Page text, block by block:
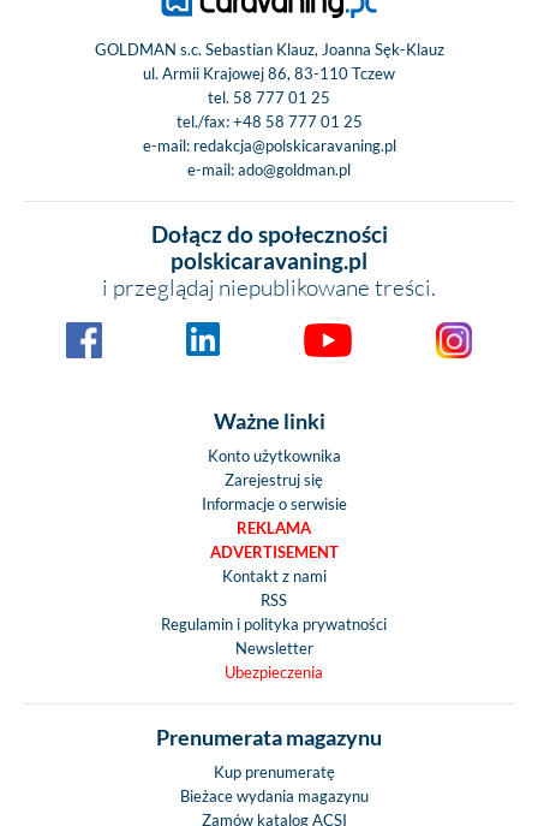
GOLDMAN s.c. Sebastian Klauz, Joanna Sęk-Klauz
ul. Armii Krajowej 86, 83-110 Tczew
tel. 58 777 01 25
tel./fax:+48 58 777 01 25
e-mail: redakcja@polskicaravaning.pl
e-mail:ado@goldman.pl
Dołącz do społeczności
polskicaravaning.pl
i przeglądaj niepublikowane treści.
Ważne linki
Konto użytkownika
Zarejestruj się
Informacje o serwisie
REKLAMA
ADVERTISEMENT
Kontakt z nami
RSS
Regulamin i polityka prywatności
Newsletter
Ubezpieczenia
Prenumerata magazynu
Kup prenumeratę
Bieżace wydania magazynu
Zamów katalog ACSI